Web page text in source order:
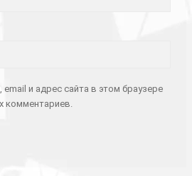
и адрес сайта в этом браузере
комментариев.